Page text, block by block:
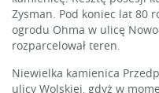
Zysman. Pod koniec lat 80
ogrodu Ohma w ulicę
rozparcelował teren.
Niewielka kamienica
ulicy Wolskiej, gdyż w